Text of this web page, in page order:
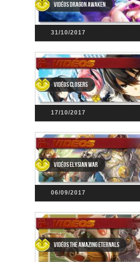
Vidéos Dragon Awaken
31/10/2017
Vidéos Closers
17/10/2017
Vidéos Elysian War
06/09/2017
Vidéos The Amazing Eternals